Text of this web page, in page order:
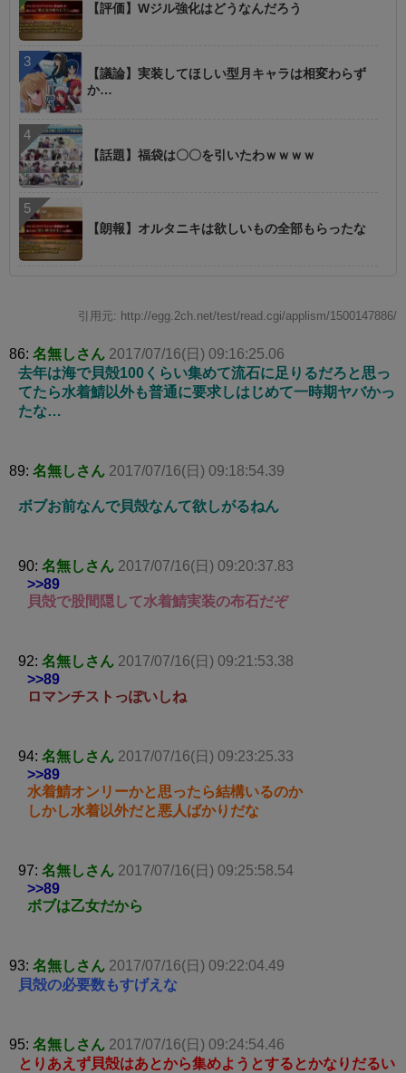
【評価】Wジル強化はどうなんだろう
【議論】実装してほしい型月キャラは相変わらず
か…
【話題】福袋は〇〇を引いたわｗｗｗｗ
【朗報】オルタニキは欲しいもの全部もらったな
引用元: http://egg.2ch.net/test/read.cgi/applism/1500147886/
86: 名無しさん 2017/07/16(日) 09:16:25.06
去年は海で貝殻100くらい集めて流石に足りるだろと思っ
てたら水着鯖以外も普通に要求しはじめて一時期ヤバかっ
たな…
89: 名無しさん 2017/07/16(日) 09:18:54.39
ボブお前なんで貝殻なんて欲しがるねん
90: 名無しさん 2017/07/16(日) 09:20:37.83
>>89
貝殻で股間隠して水着鯖実装の布石だぞ
92: 名無しさん 2017/07/16(日) 09:21:53.38
>>89
ロマンチストっぽいしね
94: 名無しさん 2017/07/16(日) 09:23:25.33
>>89
水着鯖オンリーかと思ったら結構いるのか
しかし水着以外だと悪人ばかりだな
97: 名無しさん 2017/07/16(日) 09:25:58.54
>>89
ボブは乙女だから
93: 名無しさん 2017/07/16(日) 09:22:04.49
貝殻の必要数もすげえな
95: 名無しさん 2017/07/16(日) 09:24:54.46
とりあえず貝殻はあとから集めようとするとかなりだるい